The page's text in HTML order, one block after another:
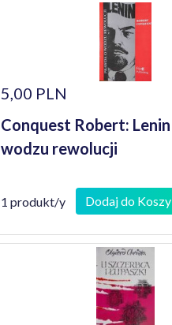
5,00 PLN
Conquest Robert:
wodzu rewolucji
1 produkt/y Dodaj do